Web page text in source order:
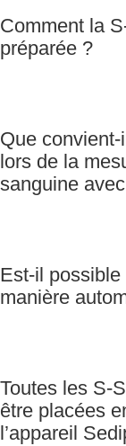
Comment la
préparée ?
Que
lors de la
sanguine
Est-il
manière
Toutes les S-
être placées
l’appareil